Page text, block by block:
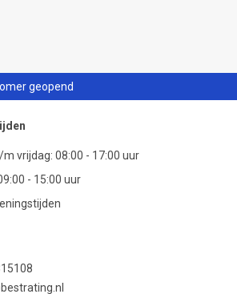
geopend
vrijdag: 08:00 - 17:00 uur
- 15:00 uur